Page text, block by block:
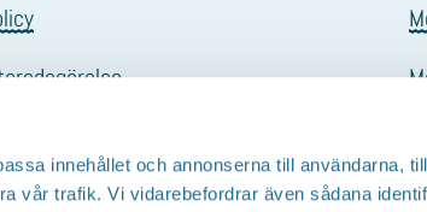
innehållet och annonserna till användarna,
vår trafik. Vi vidarebefordrar även sådana